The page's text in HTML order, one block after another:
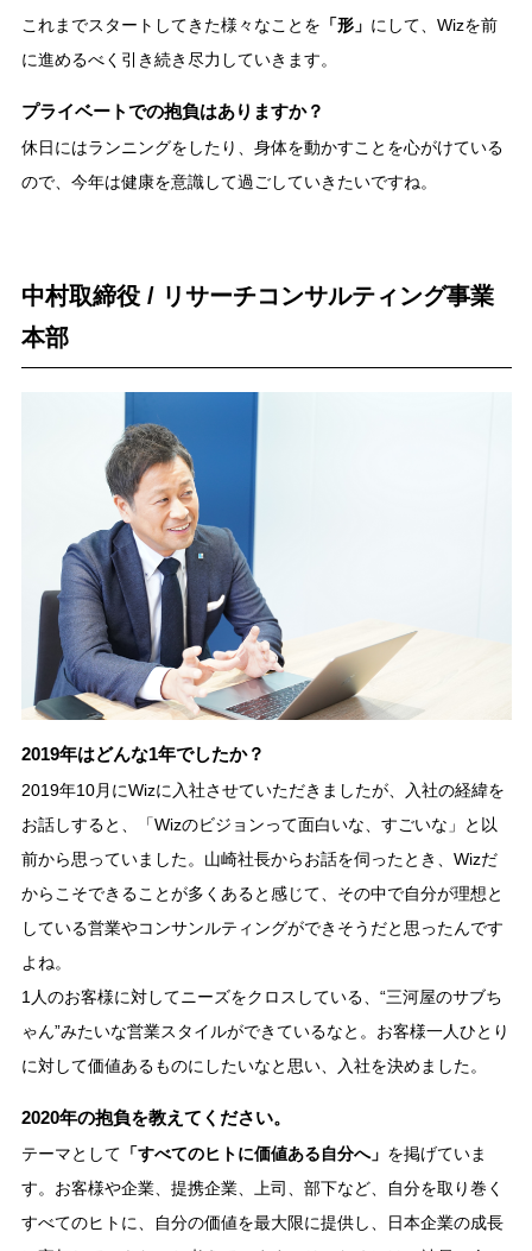
これまでスタートしてきた様々なことを 「形」 にして、Wizを前
に進めるべく引き続き尽力していきます。
プライベートでの抱負はありますか？
休日にはランニングをしたり、身体を動かすことを心がけている
ので、今年は健康を意識して過ごしていきたいですね。
中村取締役 / リサーチコンサルティング事業
本部
2019年はどんな1年でしたか？
2019年10月にWizに入社させていただきましたが、入社の経緯を
お話しすると、「Wizのビジョンって面白いな、すごいな」と以
前から思っていました。山崎社長からお話を伺ったとき、Wizだ
からこそできることが多くあると感じて、その中で自分が理想と
している営業やコンサンルティングができそうだと思ったんです
よね。
1人のお客様に対してニーズをクロスしている、“三河屋のサブち
ゃん”みたいな営業スタイルができているなと。お客様一人ひとり
に対して価値あるものにしたいなと思い、入社を決めました。
2020年の抱負を教えてください。
テーマとして 「すべてのヒトに価値ある自分へ」 を掲げていま
す。お客様や企業、提携企業、上司、部下など、自分を取り巻く
すべてのヒトに、自分の価値を最大限に提供し、日本企業の成長